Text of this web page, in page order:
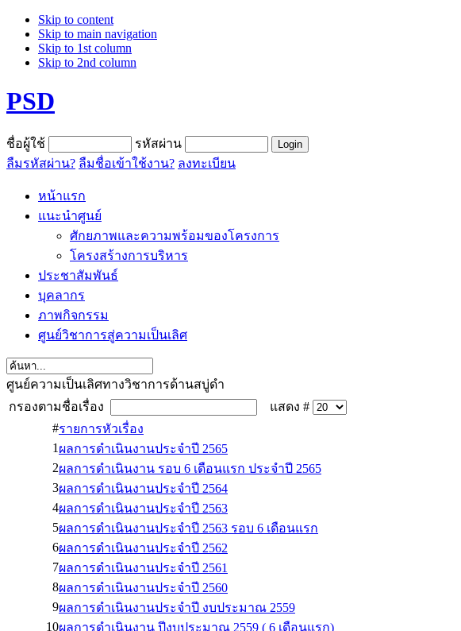
Skip to content
Skip to main navigation
Skip to 1st column
Skip to 2nd column
PSD
ชื่อผู้ใช้
รหัสผ่าน
ลืมรหัสผ่าน? ลืมชื่อเข้าใช้งาน? ลงทะเบียน
หน้าแรก
แนะนำศูนย์
ศักยภาพและความพร้อมของโครงการ
โครงสร้างการบริหาร
ประชาสัมพันธ์
บุคลากร
ภาพกิจกรรม
ศูนย์วิชาการสู่ความเป็นเลิศ
ศูนย์ความเป็นเลิศทางวิชาการด้านสบู่ดำ
กรองตามชื่อเรื่อง
แสดง #
#รายการหัวเรื่อง
1 ผลการดำเนินงานประจำปี 2565
2ผลการดำเนินงาน รอบ 6 เดือนแรก ประจำปี 2565
3ผลการดำเนินงานประจำปี 2564
4ผลการดำเนินงานประจำปี 2563
5ผลการดำเนินงานประจำปี 2563 รอบ 6 เดือนแรก
6ผลการดำเนินงานประจำปี 2562
7ผลการดำเนินงานประจำปี 2561
8ผลการดำเนินงานประจำปี 2560
9ผลการดำเนินงานประจำปี งบประมาณ 2559
10ผลการดำเนินงาน ปีงบประมาณ 2559 ( 6 เดือนแรก)